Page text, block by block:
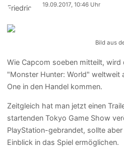
19.09.2017, 10:46 Uhr
Bild aus
Wie Capcom soeben mitteilt,
"Monster Hunter: World" weltweit
One in den Handel kommen.
Zeitgleich hat man jetzt einen
startenden Tokyo Game Show
PlayStation-gebrandet, sollte
Einblick in das Spiel ermöglichen.